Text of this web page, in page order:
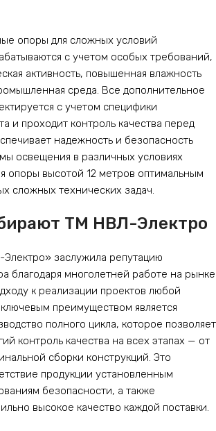
опоры для сложных условий
с учетом особых требований,
активность, повышенная влажность
среда. Все дополнительное
с учетом специфики
и проходит контроль качества перед
надежность и безопасность
освещения в различных условиях
опоры высотой 12 метров оптимальным
сложных технических задач.
ТМ НВЛ-Электро
заслужила репутацию
благодаря многолетней работе на рынке
к реализации проектов любой
преимуществом является
полного цикла, которое позволяет
контроль качества на всех этапах — от
сборки конструкций. Это
продукции установленным
безопасности, а также
высокое качество каждой поставки.